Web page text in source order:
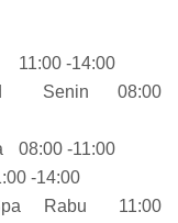
11:00 -14:00
Senin
08:00
08:00 -11:00
-14:00
Rabu
11:00